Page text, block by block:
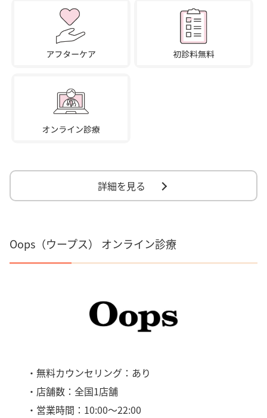
詳細を見る
Oops（ウープス） オンライン診療
・無料カウンセリング：あり
・店舗数：全国1店舗
・営業時間：10:00～22:00